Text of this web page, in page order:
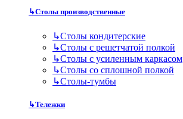
↳Столы производственные
↳Столы кондитерские
↳Столы с решетчатой полкой
↳Столы с усиленным каркасом
↳Столы со сплошной полкой
↳Столы-тумбы
↳Тележки